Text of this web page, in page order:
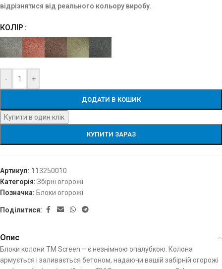
відрізнятися від реального кольору виробу.
КОЛІР
- +
ДОДАТИ В КОШИК
Купити в один клік
КУПИТИ ЗАРАЗ
Артикул: 113250010
Категорія: Збірні огорожі
Позначка: Блоки огорожі
Поділитися:
Опис
Блоки колони ТМ Screen – є незнімною опалубкою. Колона
армується і заливається бетоном, надаючи вашій забірній огорожі